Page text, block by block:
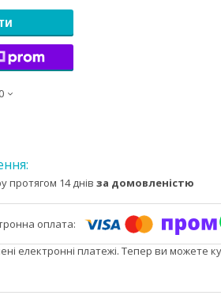
протягом 14 днів за домовленістю
електронні платежі. Тепер ви можете